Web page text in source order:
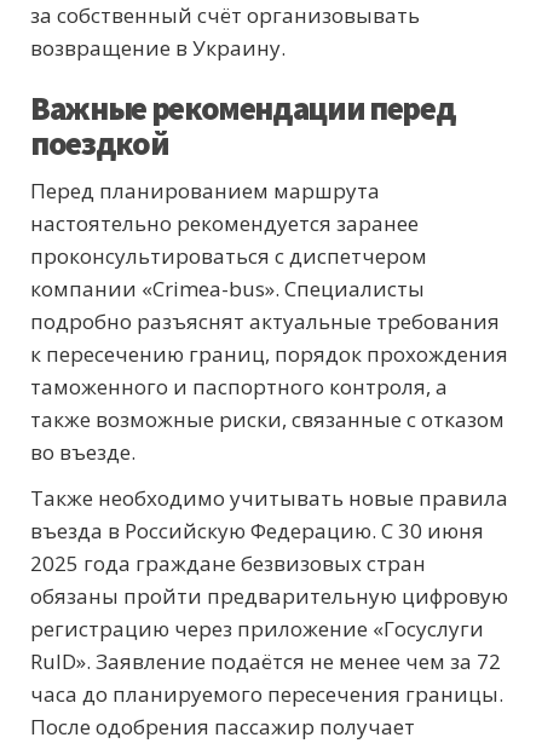
за собственный счёт организовывать
возвращение в Украину.
Важные рекомендации перед
поездкой
Перед планированием маршрута
настоятельно рекомендуется заранее
проконсультироваться с диспетчером
компании «Crimea-bus». Специалисты
подробно разъяснят актуальные требования
к пересечению границ, порядок прохождения
таможенного и паспортного контроля, а
также возможные риски, связанные с отказом
во въезде.
Также необходимо учитывать новые правила
въезда в Российскую Федерацию. С 30 июня
2025 года граждане безвизовых стран
обязаны пройти предварительную цифровую
регистрацию через приложение «Госуслуги
RuID». Заявление подаётся не менее чем за 72
часа до планируемого пересечения границы.
После одобрения пассажир получает